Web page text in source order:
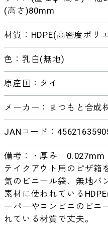
(高さ)80mm
材質：HDPE(高密度ポリ
色：乳白(無地)
原産国：タイ
メーカー：まつもと合成
JANコード：
備考：・厚み 0.027mm
テイクアウト用のピザ箱
気のビニール袋、無地バ
素材に使われている
ーパーやコンビニのビニ
れている材質で丈夫。